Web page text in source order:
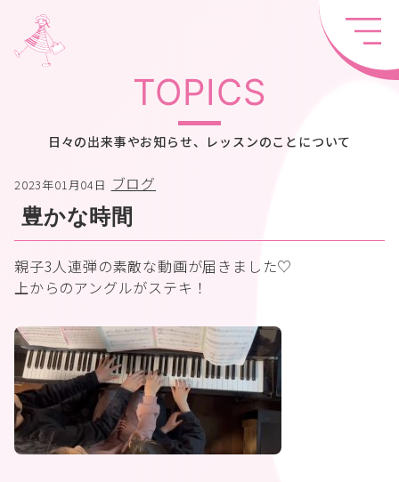
TOPICS
日々の出来事やお知らせ、レッスンのことについて
2023年01月04日 ブログ
豊かな時間
親子3人連弾の素敵な動画が届きました♡
上からのアングルがステキ！